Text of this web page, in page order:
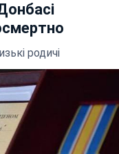
родичі